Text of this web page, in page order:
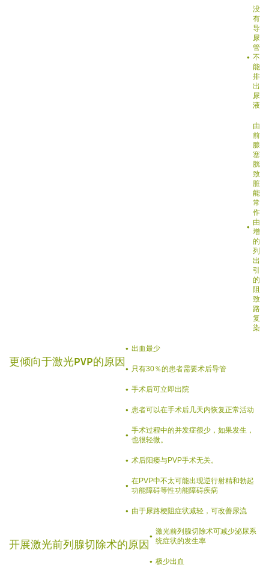
没
有
导
尿
管
不
能
排
出
尿
液
由于
前列
腺阻
塞膀
胱导
致肾
脏不
能正
常工
作，
由于
增大
的前
列腺
出血
引起
的梗
阻导
致尿
路反
复感
染
更倾向于激光PVP的原因
出血最少
只有30％的患者需要术后导管
手术后可立即出院
患者可以在手术后几天内恢复正常活动
手术过程中的并发症很少，如果发生，
也很轻微。
术后阳痿与PVP手术无关。
在PVP中不太可能出现逆行射精和勃起
功能障碍等性功能障碍疾病
由于尿路梗阻症状减轻，可改善尿流
开展激光前列腺切除术的原因
激光前列腺切除术可减少泌尿系
统症状的发生率
极少出血